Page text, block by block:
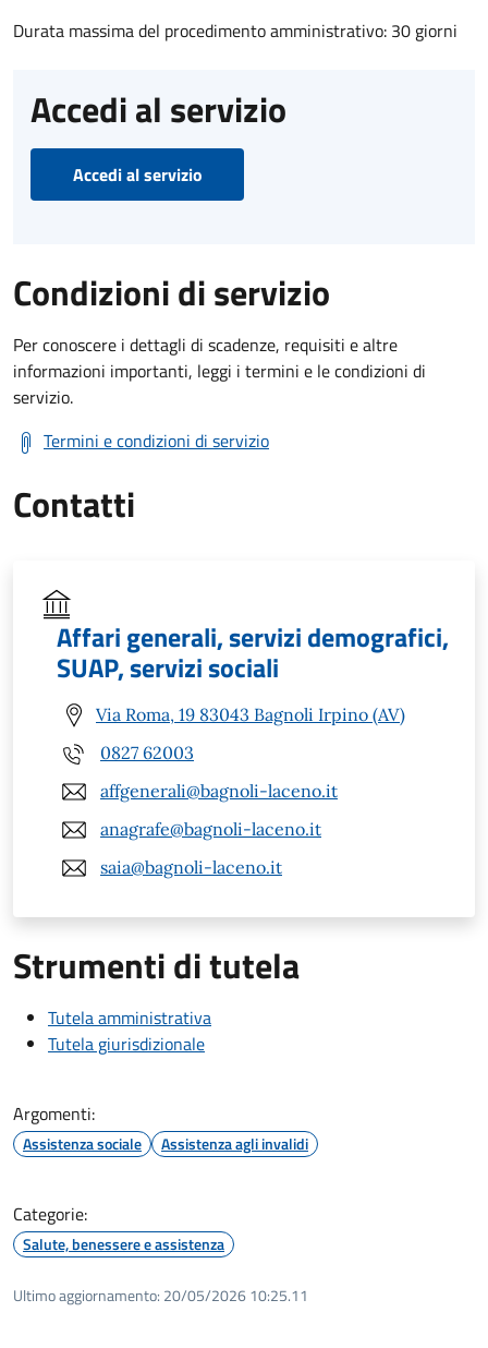
Durata massima del procedimento amministrativo: 30 giorni
Accedi al servizio
Accedi al servizio
Condizioni di servizio
Per conoscere i dettagli di scadenze, requisiti e altre
informazioni importanti, leggi i termini e le condizioni di
servizio.
Termini e condizioni di servizio
Contatti
Affari generali, servizi demografici,
SUAP, servizi sociali
Via Roma, 19 83043 Bagnoli Irpino (AV)
0827 62003
affgenerali@bagnoli-laceno.it
anagrafe@bagnoli-laceno.it
saia@bagnoli-laceno.it
Strumenti di tutela
Tutela amministrativa
Tutela giurisdizionale
Argomenti:
Assistenza sociale Assistenza agli invalidi
Categorie:
Salute, benessere e assistenza
Ultimo aggiornamento: 20/05/2026 10:25.11